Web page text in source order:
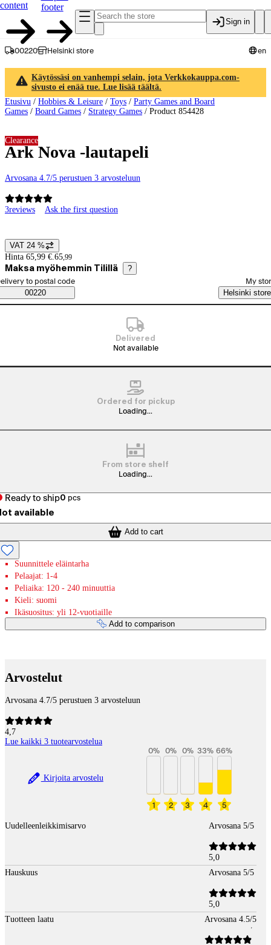
content
footer
Sign in
00220 Helsinki store en
Käytössäsi on vanhempi selain, jota Verkkokauppa.com-
sivusto ei enää tue. Lue lisää täältä.
Etusivu / Hobbies & Leisure / Toys / Party Games and Board
Games / Board Games / Strategy Games / Product 854428
Ark Nova -lautapeli
Arvosana 4.7/5 perustuen 3 arvosteluun
3reviews Ask the first question
Clearance
Price details
VAT 24 %
Hinta 65,99 €. 65,99
Maksa myöhemmin Tilillä ?
Saatavuustiedot
order method
to postal code
00220
My
Helsinki store
Delivered
Not available
Ordered for pickup
Loading...
From store shelf
Loading...
Ready to ship0 pcs
available
Add to cart
Suunnittele eläintarha
Pelaajat: 1-4
Peliaika: 120 - 240 minuuttia
Kieli: suomi
Ikäsuositus: yli 12-vuotiaille
Add to comparison
Arvostelut
Arvosana 4.7/5 perustuen 3 arvosteluun
4,7
Lue kaikki 3 tuotearvostelua
Kirjoita arvostelu
1
0%
2
0%
3
0%
4
33%
5
66%
Uudelleenleikkimisarvo Arvosana 5/5
5,0
Hauskuus
Arvosana 5/5
5,0
Tuotteen laatu
Arvosana 4.5/5